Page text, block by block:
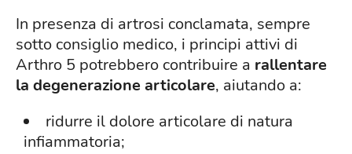
In presenza di artrosi conclamata, sempre
sotto consiglio medico, i principi attivi di
Arthro 5 potrebbero contribuire a rallentare
la degenerazione articolare, aiutando a:
ridurre il dolore articolare di natura
infiammatoria;